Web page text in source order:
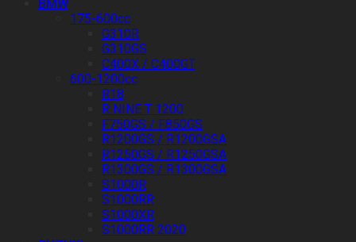
BMW
175-600cc
G310R
G310GS
C400X / C400GT
600-1200cc
R18
R NINE T 1200
F750GS / F850GS
R1200GS / R1200GSA
R1250GS / R1250GSA
R1300GS / R1300GSA
S1000R
S1000RR
S1000XR
S1000RR 2020